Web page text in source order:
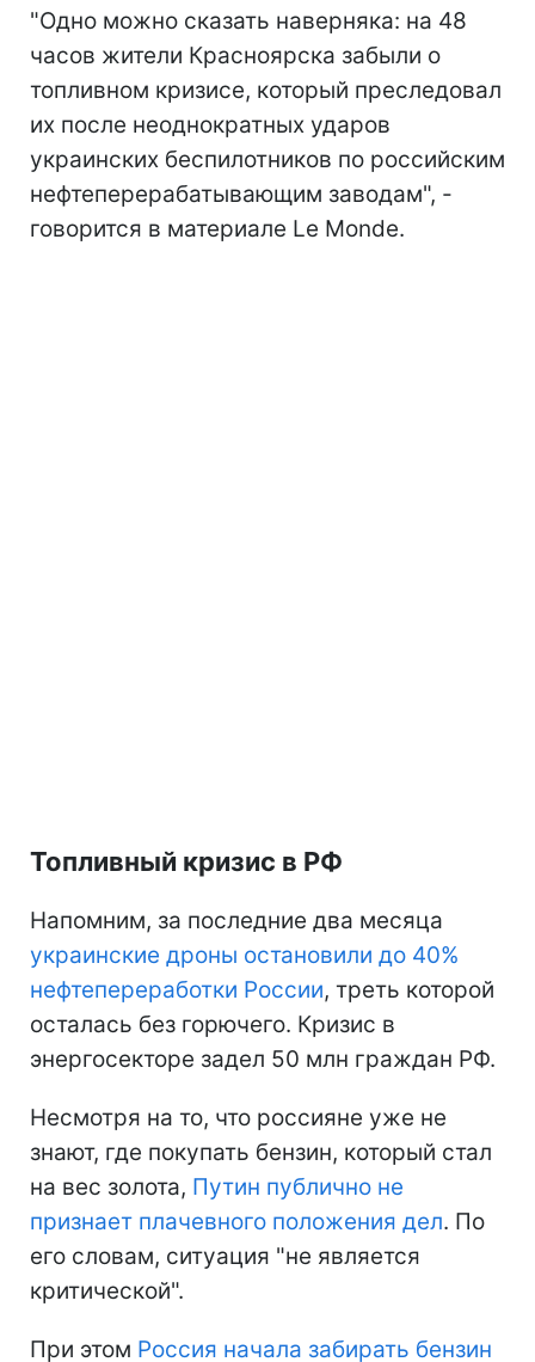
"Одно можно сказать наверняка: на 48
часов жители Красноярска забыли о
топливном кризисе, который преследовал
их после неоднократных ударов
украинских беспилотников по российским
нефтеперерабатывающим заводам", -
говорится в материале Le Monde.
Топливный кризис в РФ
Напомним, за последние два месяца
украинские дроны остановили до 40%
нефтепереработки России, треть которой
осталась без горючего. Кризис в
энергосекторе задел 50 млн граждан РФ.
Несмотря на то, что россияне уже не
знают, где покупать бензин, который стал
на вес золота, Путин публично не
признает плачевного положения дел. По
его словам, ситуация "не является
критической".
При этом Россия начала забирать бензин